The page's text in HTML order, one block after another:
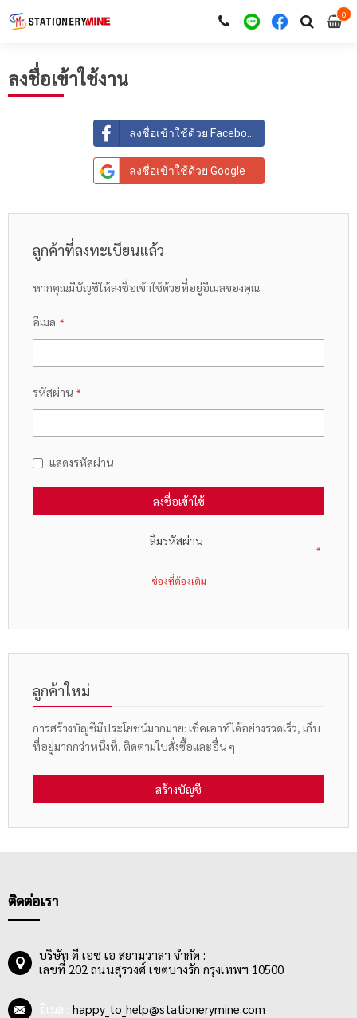
00
ลงชื่อเข้าใช้งาน
ลงชื่อเข้าใช้ด้วย Facebook
ลงชื่อเข้าใช้ด้วย Google
ลูกค้าที่ลงทะเบียนแล้ว
หากคุณมีบัญชีให้ลงชื่อเข้าใช้ด้วยที่อยู่อีเมลของคุณ
อีเมล
รหัสผ่าน
แสดงรหัสผ่าน
ลงชื่อเข้าใช้
ลืมรหัสผ่าน
ลูกค้าใหม่
การสร้างบัญชีมีประโยชน์มากมาย: เช็คเอาท์ได้อย่างรวดเร็ว, เก็บ
ที่อยู่มากกว่าหนึ่งที่, ติดตามใบสั่งซื้อและอื่น ๆ
สร้างบัญชี
ติดต่อเรา
บริษัท ดี เอช เอ สยามวาลา จำกัด :
เลขที่ 202 ถนนสุรวงศ์ เขตบางรัก กรุงเทพฯ 10500
happy_to_help@stationerymine.com